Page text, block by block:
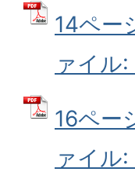
14ペー
ァイル:
16ペー
ァイル